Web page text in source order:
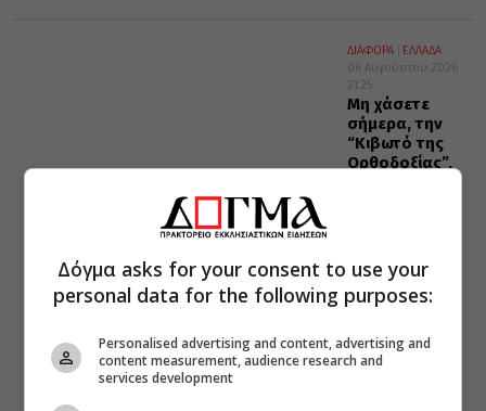
ΔΙΑΦΟΡΑ
ΕΛΛΑΔΑ
06 Αυγούστου 2026
21:25
Μη χάσετε
σήμερα, την
“Κιβωτό της
Ορθοδοξίας”,
Δόγμα asks for your consent to use your
personal data for the following purposes:
Personalised advertising and content, advertising and
content measurement, audience research and
services development